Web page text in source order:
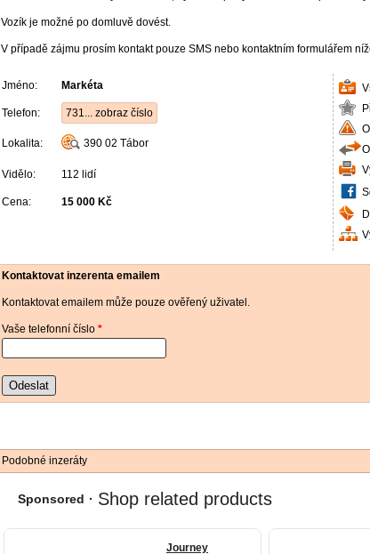
Vozík je možné po domluvě dovést.
V případě zájmu prosím kontakt pouze SMS nebo kontaktním formulářem
Jméno: Markéta
Telefon: 731... zobraz číslo
Lokalita: 390 02 Tábor
Vidělo: 112 lidí
Cena: 15 000 Kč
Kontaktovat inzerenta emailem
Kontaktovat emailem může pouze ověřený uživatel.
Vaše telefonní číslo *
Odeslat
Podobné inzeráty